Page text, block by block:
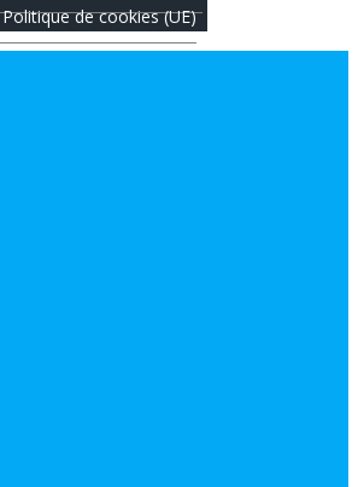
Politique de cookies (UE)